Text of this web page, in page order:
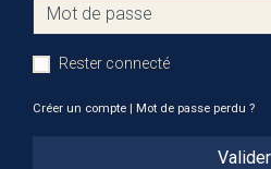
Rester connecté
Créer un compte | Mot de passe perdu ?
Valider